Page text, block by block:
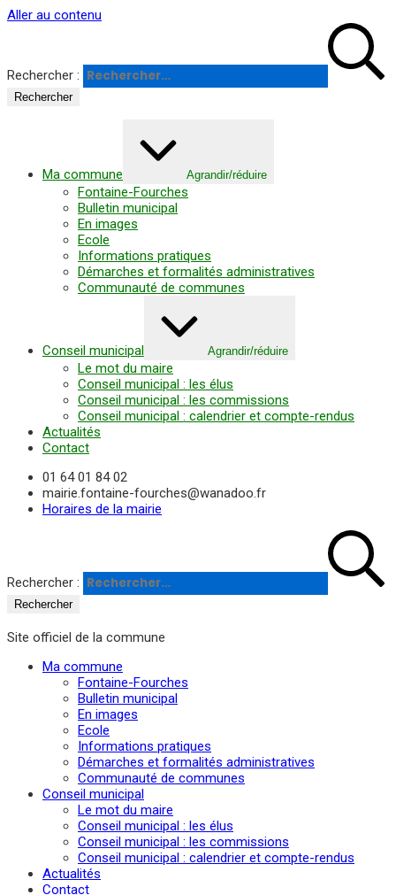
Panneau de gestion des cookies
Aller au contenu
Rechercher :
Ma commune Agrandir/réduire
Fontaine-Fourches
Bulletin municipal
En images
Ecole
Informations pratiques
Démarches et formalités administratives
Communauté de communes
Conseil municipal Agrandir/réduire
Le mot du maire
Conseil municipal : les élus
Conseil municipal : les commissions
Conseil municipal : calendrier et compte-rendus
Actualités
Contact
01 64 01 84 02
mairie.fontaine-fourches@wanadoo.fr
Horaires de la mairie
Rechercher :
Site officiel de la commune
Ma commune
Fontaine-Fourches
Bulletin municipal
En images
Ecole
Informations pratiques
Démarches et formalités administratives
Communauté de communes
Conseil municipal
Le mot du maire
Conseil municipal : les élus
Conseil municipal : les commissions
Conseil municipal : calendrier et compte-rendus
Actualités
Contact